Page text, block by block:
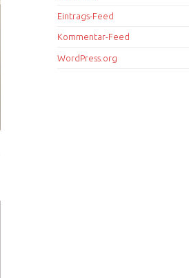
Eintrags-Feed
Kommentar-Feed
WordPress.org